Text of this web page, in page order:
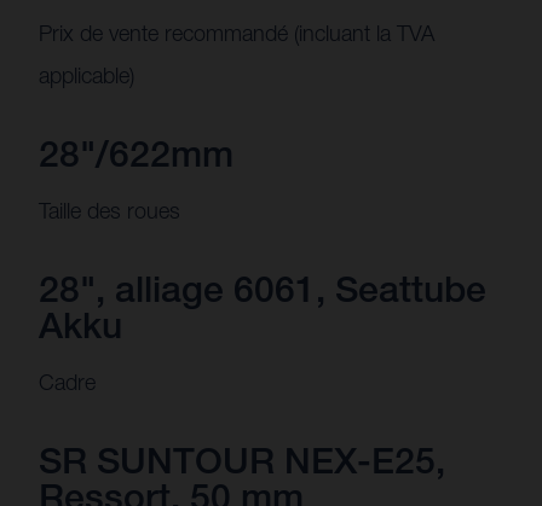
Prix de vente recommandé (incluant la TVA
applicable)
28"/622mm
Taille des roues
28", alliage 6061, Seattube
Akku
Cadre
SR SUNTOUR NEX-E25,
Ressort, 50 mm